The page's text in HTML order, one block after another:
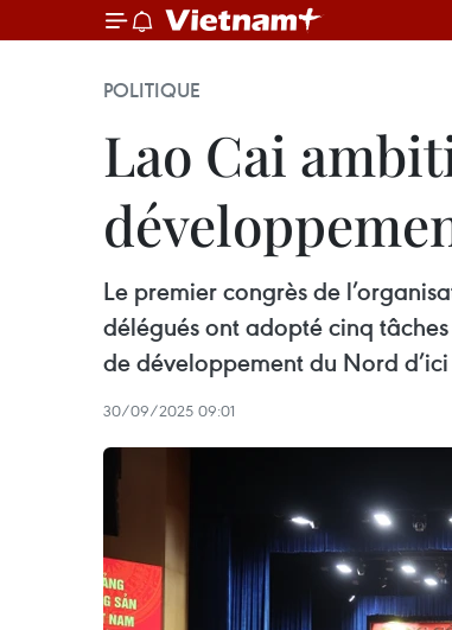
POLITIQUE
Lao Cai
Le premier congrès de
délégués ont adopté cinq
de développement du Nord
30/09/2025 09:01